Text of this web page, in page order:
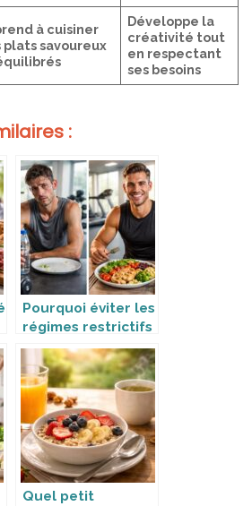
à cuisiner
plats savoureux
Développe la
créativité tout
en respectant
ses besoins
:
Pourquoi éviter les
régimes restrictifs
quand on fait du
sport ?
Quel petit